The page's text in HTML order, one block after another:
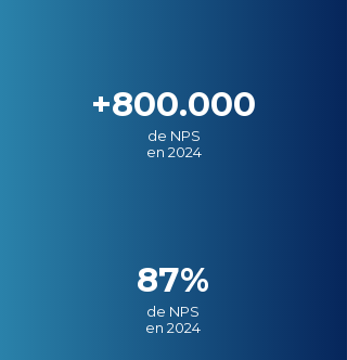
+800.000
de NPS
en 2024
87%
de NPS
en 2024